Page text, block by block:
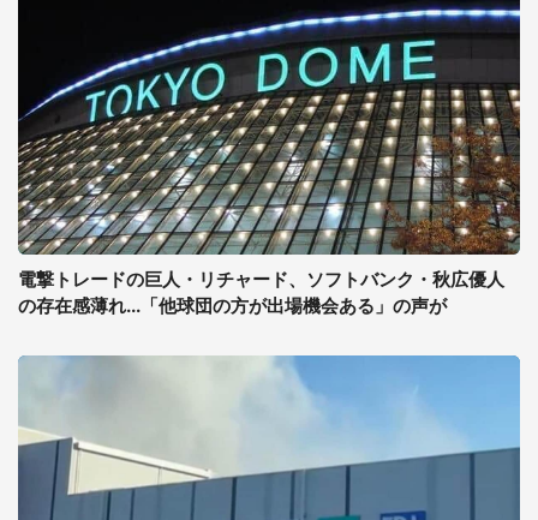
電撃トレードの巨人・リチャード、ソフトバンク・秋広優人
の存在感薄れ...「他球団の方が出場機会ある」の声が